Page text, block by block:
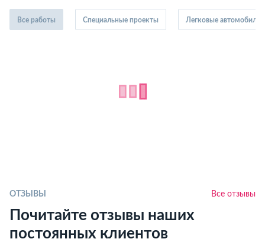
Все работы Специальные проекты Легковые автомобили
ОТЗЫВЫ Все отзывы
Почитайте отзывы наших
постоянных клиентов